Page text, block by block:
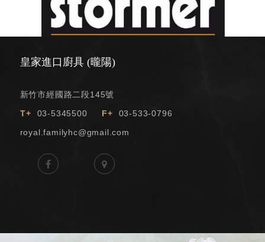
皇家進口廚具 (曨陽)
新竹市經國路二段145號
T+
03-5345500 F+
03-533-0796
royal.familyhc@gmail.com